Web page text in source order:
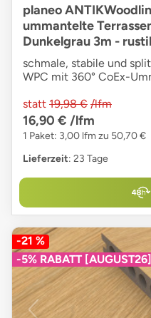
planeo
ummantelte
Dunkelgrau 3m -
schmale, stabile und
WPC mit 360° CoEx-
statt 19,98 € /lfm
16,90 € /lfm
1 Paket: 3,00 lfm zu 50,70 €
Lieferzeit: 23 Tage
-21 %
-5% RABATT [AUGUST26]